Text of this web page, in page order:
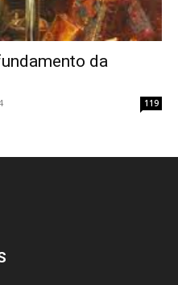
da
119